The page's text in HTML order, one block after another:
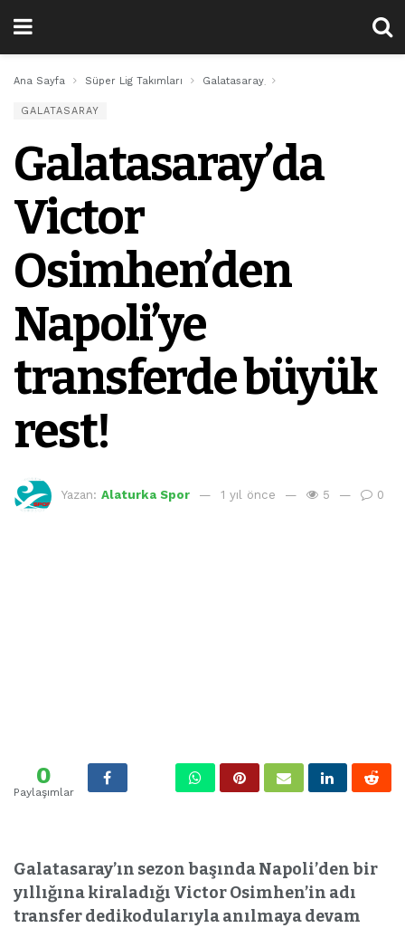
Ana Sayfa Süper Lig Takımları Galatasaray
GALATASARAY
Galatasaray’da
Victor
Osimhen’den
Napoli’ye
transferde büyük
rest!
Yazan: Alaturka Spor 1 yıl önce 5 0
0
Paylaşımlar
Galatasaray’ın sezon başında Napoli’den bir
yıllığına kiraladığı Victor Osimhen’in adı
transfer dedikodularıyla anılmaya devam